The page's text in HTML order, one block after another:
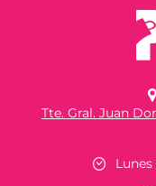
Tte. Gral. Juan
Lunes